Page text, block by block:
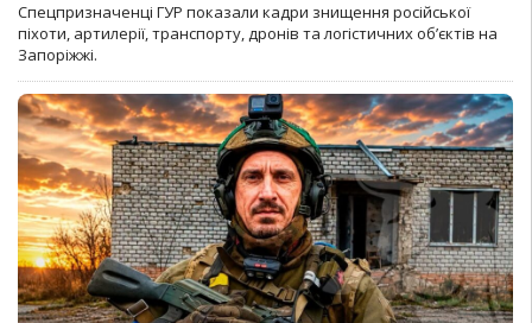
Спецпризначенці ГУР показали кадри знищення російської
піхоти, артилерії, транспорту, дронів та логістичних об’єктів на
Запоріжжі.